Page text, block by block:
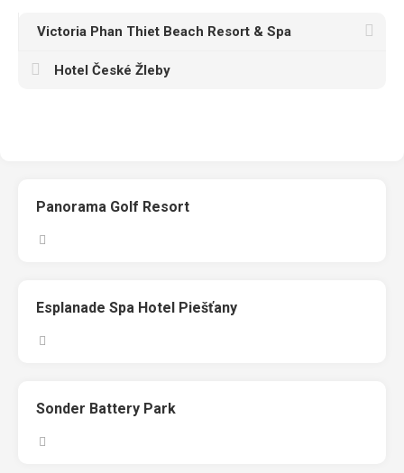
Victoria Phan Thiet Beach Resort & Spa
Hotel České Žleby
Panorama Golf Resort
Esplanade Spa Hotel Piešťany
Sonder Battery Park